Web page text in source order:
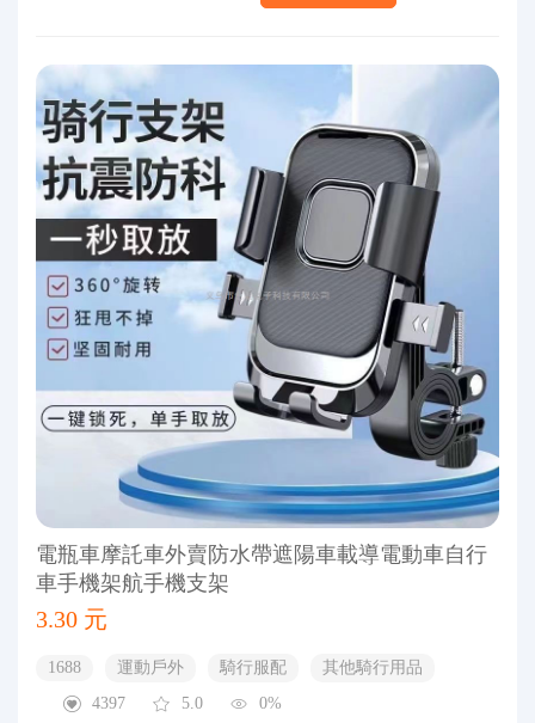
電瓶車摩託車外賣防水帶遮陽車載導電動車自行
車手機架航手機支架
3.30 元
1688 運動戶外 騎行服配
其他騎行用品
4397
5.0 0%